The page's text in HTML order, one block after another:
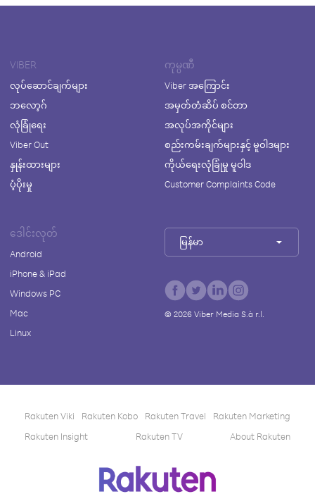
VIBER
လုပ်ဆောင်ချက်များ
ဘလော့ဂ်
လုံခြုံရေး
Viber Out
နှုန်းထားများ
ပံ့ပိုးမှု
ကုမ္ပဏီ
Viber အကြောင်း
အမှတ်တံဆိပ် စင်တာ
အလုပ်အကိုင်များ
စည်းကမ်းချက်များနှင့် မူဝါဒများ
ကိုယ်ရေးလုံခြုံမှု မူဝါဒ
Customer Complaints Code
ဒေါင်းလုတ်
Android
iPhone & iPad
Windows PC
Mac
Linux
မြန်မာ
© 2026Viber Media S.à r.l.
Rakuten Viki Rakuten Kobo Rakuten Travel
Rakuten Marketing
Rakuten Insight
Rakuten TV About Rakuten